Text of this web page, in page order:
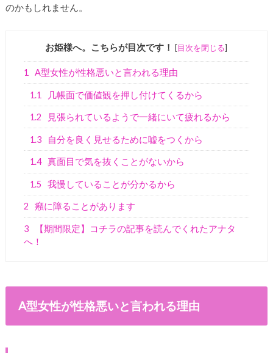
のかもしれません。
お姫様へ。こちらが目次です！ [目次を閉じる]
1 A型女性が性格悪いと言われる理由
1.1 几帳面で価値観を押し付けてくるから
1.2 見張られているようで一緒にいて疲れるから
1.3 自分を良く見せるために嘘をつくから
1.4 真面目で気を抜くことがないから
1.5 我慢していることが分かるから
2 癪に障ることがあります
3
【期間限定】コチラの記事を読んでくれたアナタ
へ！
A型女性が性格悪いと言われる理由